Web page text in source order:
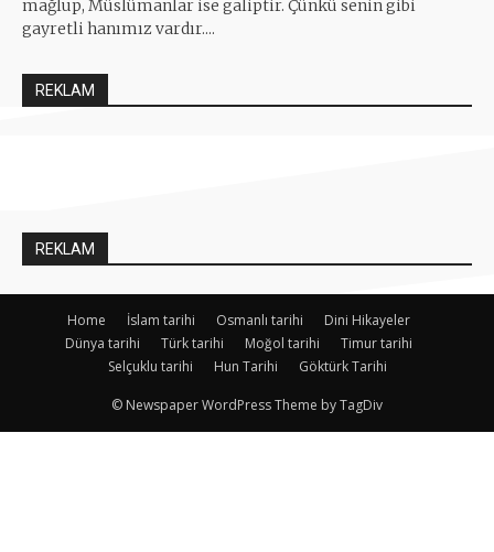
mağlup, Müslümanlar ise galiptir. Çünkü senin gibi
gayretli hanımız vardır....
REKLAM
REKLAM
Home İslam tarihi Osmanlı tarihi
Dini Hikayeler
Dünya tarihi
Türk tarihi Moğol tarihi
Timur tarihi
Selçuklu tarihi
Hun Tarihi Göktürk Tarihi
© Newspaper WordPress Theme by TagDiv